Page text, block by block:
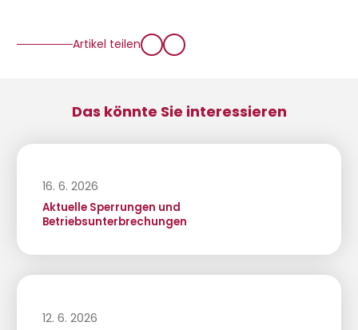
Artikel teilen
Das könnte Sie interessieren
16. 6. 2026
Aktuelle Sperrungen und
Betriebsunterbrechungen
12. 6. 2026